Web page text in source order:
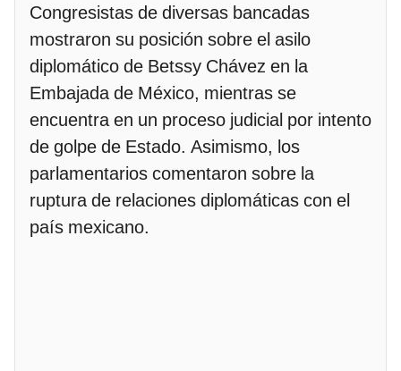
Congresistas de diversas bancadas
mostraron su posición sobre el asilo
diplomático de Betssy Chávez en la
Embajada de México, mientras se
encuentra en un proceso judicial por intento
de golpe de Estado. Asimismo, los
parlamentarios comentaron sobre la
ruptura de relaciones diplomáticas con el
país mexicano.